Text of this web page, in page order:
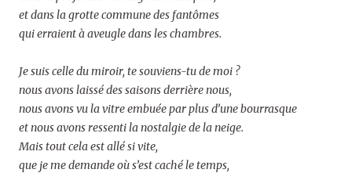
et dans la grotte commune des fantômes
qui erraient à aveugle dans les chambres.
Je suis celle du miroir, te souviens-tu de moi ?
nous avons laissé des saisons derrière nous,
nous avons vu la vitre embuée par plus d’une bourrasque
et nous avons ressenti la nostalgie de la neige.
Mais tout cela est allé si vite,
que je me demande où s’est caché le temps,